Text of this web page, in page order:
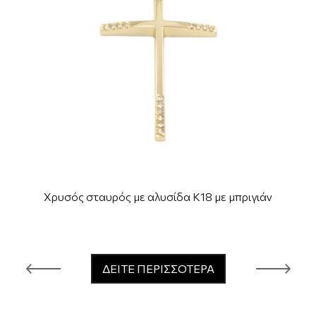
Χρυσός σταυρός με αλυσίδα Κ18 με μπριγιάν
ΔΕΙΤΕ ΠΕΡΙΣΣΟΤΕΡΑ